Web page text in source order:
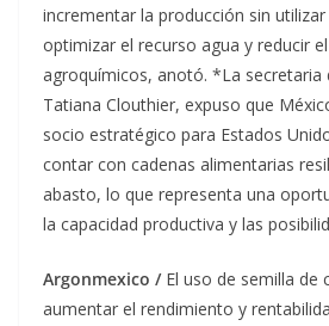
incrementar la producción sin
optimizar el recurso agua y reducir
agroquímicos, anotó. *​​La secretaria
Tatiana Clouthier, expuso que
socio estratégico para Estados
contar con cadenas alimentarias
abasto, lo que representa una
la capacidad productiva y las
Argonmexico / El uso de semilla de
aumentar el rendimiento y